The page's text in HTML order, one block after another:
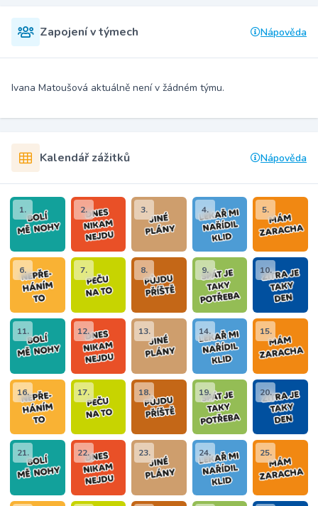
Zapojení v týmech Nápověda
Ivana Matoušová aktuálně není v žádném týmu.
Kalendář zážitků Nápověda
1. 2. 3. 4. 5.
6. 7. 8. 9. 10.
11. 12. 13. 14. 15.
16. 17. 18. 19. 20.
21. 22. 23. 24. 25.